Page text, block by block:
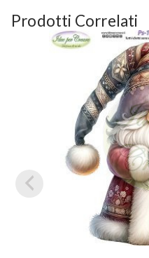
Prodotti Correlati